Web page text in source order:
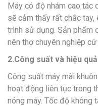
Máy có độ nhám cao tác
sẽ cảm thấy rất chắc
trình sử dụng. Sản phẩm
nên thợ chuyên nghiệp
2.Công suất và hiệu
Công suất máy mài
hoạt động liên tục trong
nóng máy. Tốc độ không